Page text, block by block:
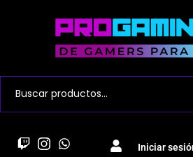
Iniciar